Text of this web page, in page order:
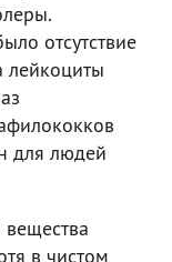
отсутствие
лейкоциты
для людей
в чистом